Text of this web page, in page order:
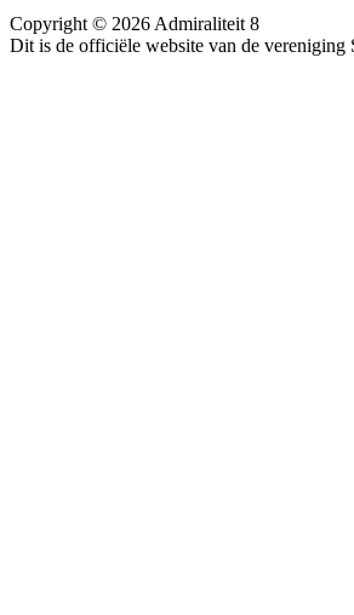
Copyright © 2026 Admiraliteit 8
Dit is de officiële website van de vereniging